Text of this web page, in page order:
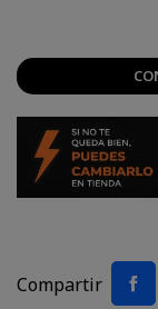
Compartir